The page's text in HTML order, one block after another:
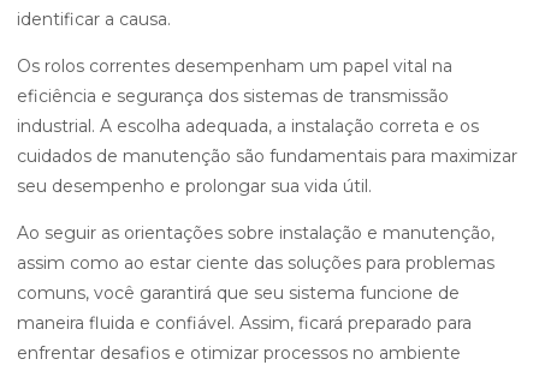
identificar a causa.
Os rolos correntes desempenham um papel vital na
eficiência e segurança dos sistemas de transmissão
industrial. A escolha adequada, a instalação correta e os
cuidados de manutenção são fundamentais para maximizar
seu desempenho e prolongar sua vida útil.
Ao seguir as orientações sobre instalação e manutenção,
assim como ao estar ciente das soluções para problemas
comuns, você garantirá que seu sistema funcione de
maneira fluida e confiável. Assim, ficará preparado para
enfrentar desafios e otimizar processos no ambiente